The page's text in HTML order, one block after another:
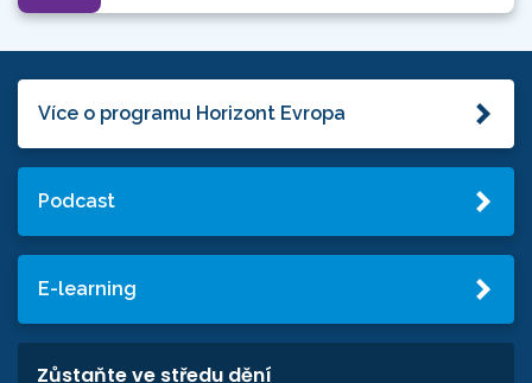
Více o programu Horizont Evropa
Podcast
E-learning
Zůstaňte ve středu dění